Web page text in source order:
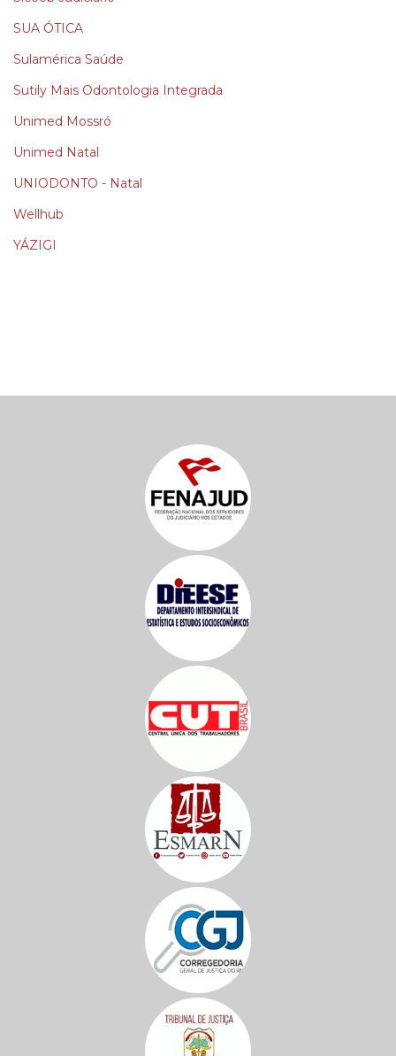
SUA ÓTICA
Sulamérica Saúde
Sutily Mais Odontologia Integrada
Unimed Mossró
Unimed Natal
UNIODONTO - Natal
Wellhub
YÁZIGI